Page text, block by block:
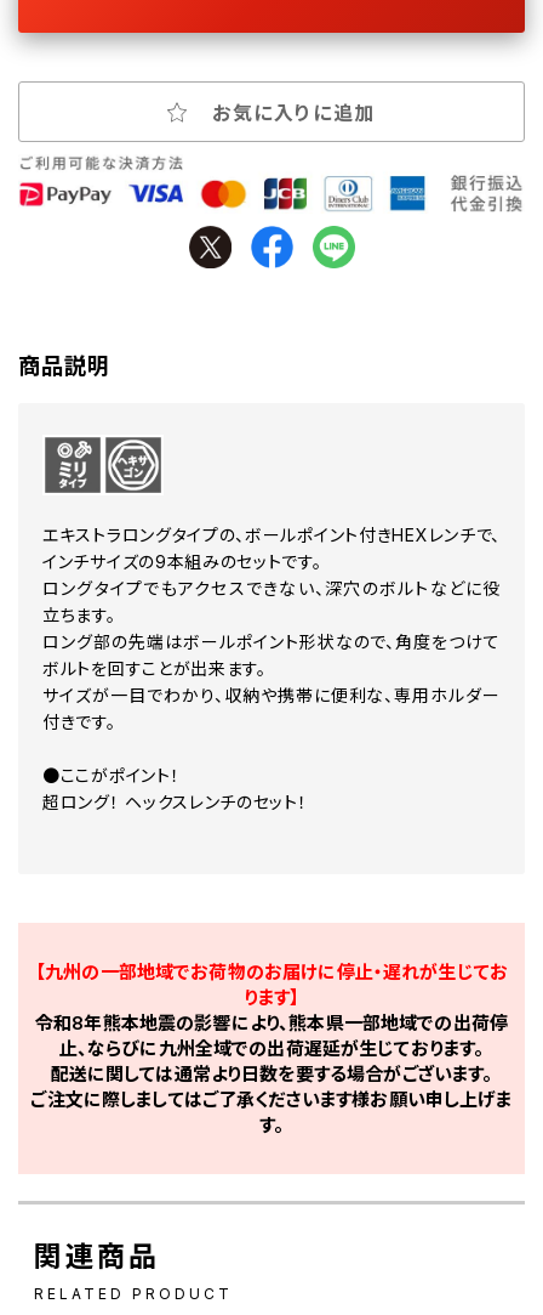
お気に入りに追加
商品説明
エキストラロングタイプの、ボールポイント付きHEXレンチで、
インチサイズの9本組みのセットです。
ロングタイプでもアクセスできない、深穴のボルトなどに役
立ちます。
ロング部の先端はボールポイント形状なので、角度をつけて
ボルトを回すことが出来ます。
サイズが一目でわかり、収納や携帯に便利な、専用ホルダー
付きです。
●ここがポイント！
超ロング！ ヘックスレンチのセット！
【九州の一部地域でお荷物のお届けに停止・遅れが生じてお
ります】
令和8年熊本地震の影響により、熊本県一部地域での出荷停
止、ならびに九州全域での出荷遅延が生じております。
配送に関しては通常より日数を要する場合がございます。
ご注文に際しましてはご了承くださいます様お願い申し上げま
す。
関連商品
RELATED PRODUCT